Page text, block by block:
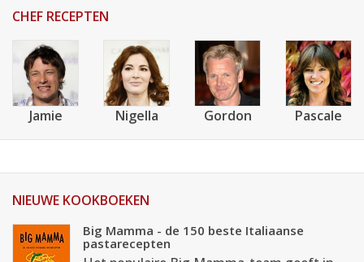
CHEF RECEPTEN
Jamie Nigella Gordon Pascale
NIEUWE KOOKBOEKEN
Big Mamma - de 150 beste Italiaanse
pastarecepten